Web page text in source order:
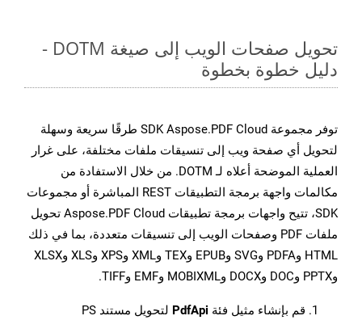
تحويل صفحات الويب إلى صيغة DOTM -
دليل خطوة بخطوة
توفر مجموعة SDK Aspose.PDF Cloud طرقًا سريعة وسهلة
لتحويل أي صفحة ويب إلى تنسيقات ملفات مختلفة، على غرار
العملية الموضحة أعلاه لـ DOTM. من خلال الاستفادة من
مكالمات واجهة برمجة التطبيقات REST المباشرة أو مجموعات
SDK، تتيح واجهات برمجة تطبيقات Aspose.PDF Cloud تحويل
ملفات PDF وصفحات الويب إلى تنسيقات متعددة، بما في ذلك
HTML وPDFA وSVG وEPUB وTEX وXML وXPS وXLS وXLSX
وPPTX وDOC وDOCX وMOBIXML وEMF وTIFF.
قم بإنشاء مثيل فئة PdfApi لتحويل مستند PS